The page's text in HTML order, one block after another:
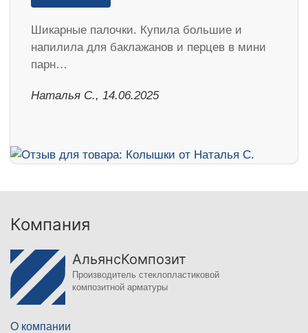
Шикарные палочки. Купила большие и
напилила для баклажанов и перцев в мини
парн…
Наталья С., 14.06.2025
Компания
АльянсКомпозит
Производитель стеклопластиковой
композитной арматуры
О компании